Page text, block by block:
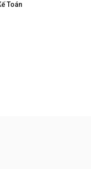
Toán